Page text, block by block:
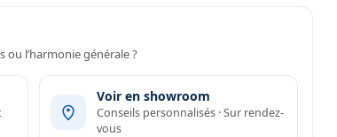
l’harmonie générale ?
Voir en showroom
Conseils personnalisés · Sur rendez-
vous